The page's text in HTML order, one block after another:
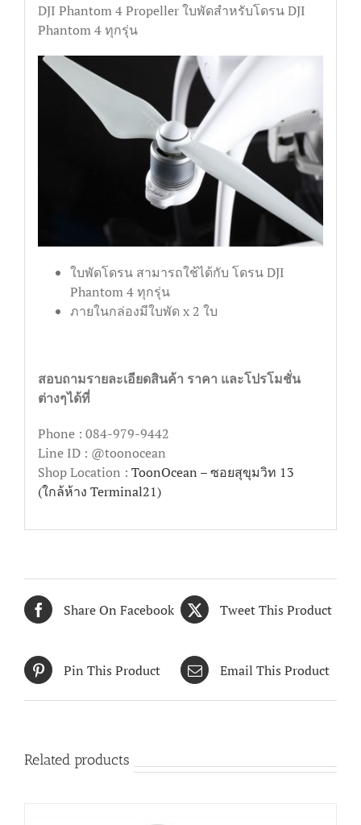
DJI Phantom 4 Propeller ใบพัดสำหรับโดรน DJI
Phantom 4 ทุกรุ่น
ใบพัดโดรน สามารถใช้ได้กับ โดรน DJI
Phantom 4 ทุกรุ่น
ภายในกล่องมีใบพัด x 2 ใบ
สอบถามรายละเอียดสินค้า ราคา และโปรโมชั่น
ต่างๆได้ที่
Phone : 084-979-9442
Line ID : @toonocean
Shop Location : ToonOcean – ซอยสุขุมวิท 13
(ใกล้ห้าง Terminal21)
Share On Facebook Tweet This Product
Pin This Product Email This Product
Related products